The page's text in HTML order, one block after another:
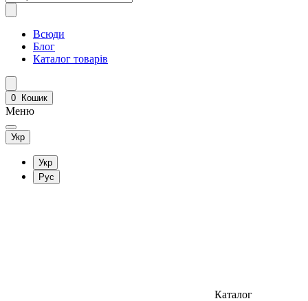
Всюди
Блог
Каталог товарів
0 Кошик
Меню
Укр
Укр
Рус
Каталог